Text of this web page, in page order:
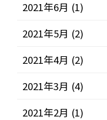
2021年6月 (1)
2021年5月 (2)
2021年4月 (2)
2021年3月 (4)
2021年2月 (1)